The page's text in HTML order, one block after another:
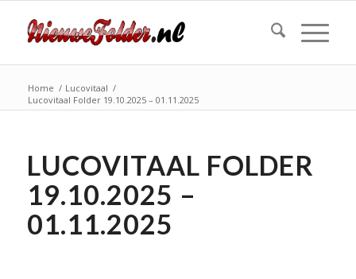
Home / Lucovitaal /
Lucovitaal Folder 19.10.2025 – 01.11.2025
LUCOVITAAL FOLDER
19.10.2025 –
01.11.2025